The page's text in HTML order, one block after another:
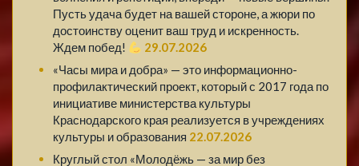
Пусть удача будет на вашей стороне, а жюри по
достоинству оценит ваш труд и искренность.
Ждем побед!
29.07.2026
«Часы мира и добра» — это информационно-
профилактический проект, который с 2017 года по
инициативе министерства культуры
Краснодарского края реализуется в учреждениях
культуры и образования 22.07.2026
Круглый стол «Молодёжь — за мир без